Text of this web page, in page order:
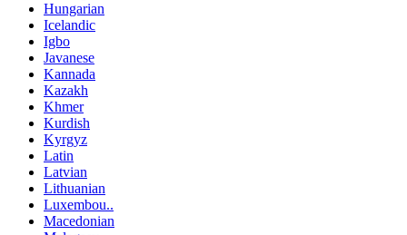
Hungarian
Icelandic
Igbo
Javanese
Kannada
Kazakh
Khmer
Kurdish
Kyrgyz
Latin
Latvian
Lithuanian
Luxembou..
Macedonian